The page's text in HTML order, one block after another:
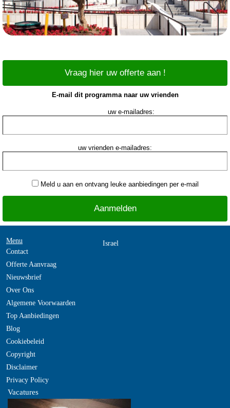
Vraag hier uw offerte aan !
E-mail dit programma naar uw vrienden
uw e-mailadres:
uw vrienden e-mailadres:
Meld u aan en ontvang leuke aanbiedingen per e-mail
Menu
Contact
Offerte Aanvraag
Nieuwsbrief
Over Ons
Algemene Voorwaarden
Top Aanbiedingen
Blog
Cookiebeleid
Copyright
Disclaimer
Privacy Policy
Vacatures
Israel